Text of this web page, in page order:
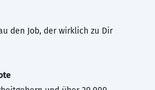
den Job, der wirklich zu Dir